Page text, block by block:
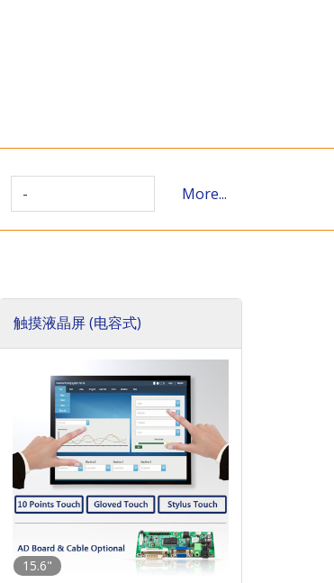
- More...
触摸液晶屏 (电容式)
15.6"